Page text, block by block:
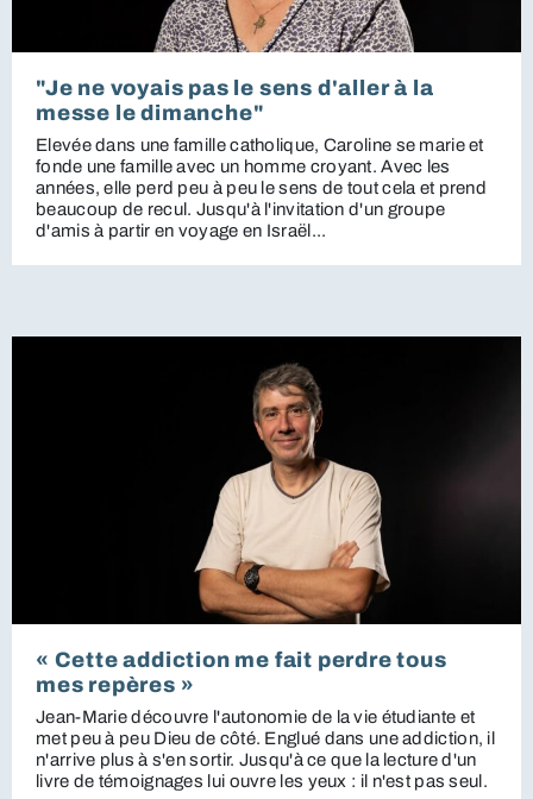
"Je ne voyais pas le sens d'aller à la
messe le dimanche"
Elevée dans une famille catholique, Caroline se marie et
fonde une famille avec un homme croyant. Avec les
années, elle perd peu à peu le sens de tout cela et prend
beaucoup de recul. Jusqu'à l'invitation d'un groupe
d'amis à partir en voyage en Israël...
« Cette addiction me fait perdre tous
mes repères »
Jean-Marie découvre l'autonomie de la vie étudiante et
met peu à peu Dieu de côté. Englué dans une addiction, il
n'arrive plus à s'en sortir. Jusqu'à ce que la lecture d'un
livre de témoignages lui ouvre les yeux : il n'est pas seul.